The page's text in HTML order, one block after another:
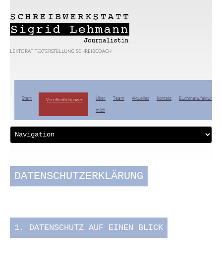
LEKTORAT TEXTERSTELLUNG SCHREIBCOACH
Start Veröffentlichungen
Über
mich
Team Aktuelles Kontakt Buchmanufaktur
DATENSCHUTZERKLÄRUNG
1. DATENSCHUTZ AUF EINEN BLICK